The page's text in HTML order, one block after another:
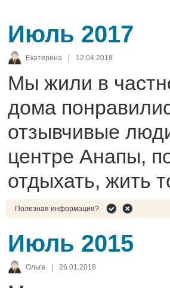
Июль 2017
Екатерина | 12.04.2018
Мы жили в
дома
отзывчивые
центре Анапы,
отдыхать, жить
Полезная информация?
Июль 2015
Ольга | 26.01.2018